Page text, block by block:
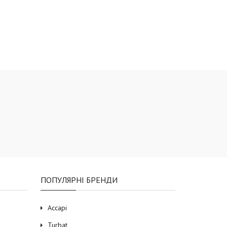
ПОПУЛЯРНІ БРЕНДИ
Accapi
Turbat